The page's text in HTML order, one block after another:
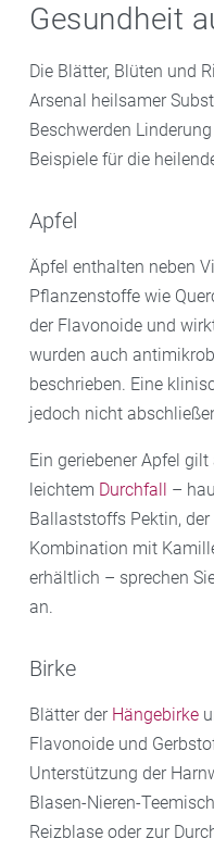
Gesundheit
Die Blätter, Blüten und
Arsenal heilsamer
Beschwerden
Beispiele für die
Apfel
Äpfel enthalten neben
Pflanzenstoffe wie
der Flavonoide und
wurden auch
beschrieben. Eine
jedoch nicht
Ein geriebener Apfel
leichtem Durchfall –
Ballaststoffs Pektin,
Kombination mit
erhältlich – sprechen
an.
Birke
Blätter der Hängebirke
Flavonoide und
Unterstützung der
Blasen-Nieren-
Reizblase oder zur